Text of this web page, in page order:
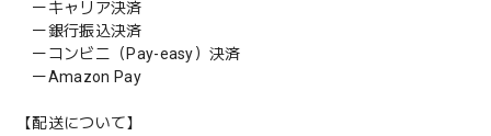
ーキャリア決済
ー銀行振込決済
ーコンビニ（Pay-easy）決済
ーAmazon Pay
【配送について】